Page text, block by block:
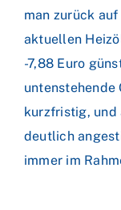
man zurück
aktuellen
-7,88 Euro
untenstehende
kurzfristig, und
deutlich
immer im